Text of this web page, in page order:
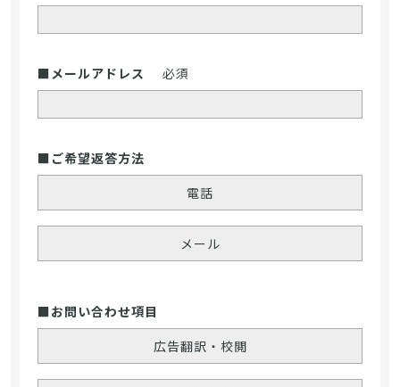
■メールアドレス 必須
■ご希望返答方法
電話
メール
■お問い合わせ項目
広告翻訳・校閲